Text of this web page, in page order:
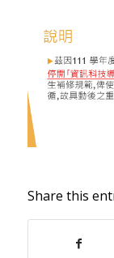
Share this